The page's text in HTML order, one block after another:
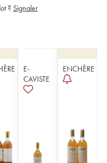
? Signaler
E-
CAVISTE
ENCHÈRE